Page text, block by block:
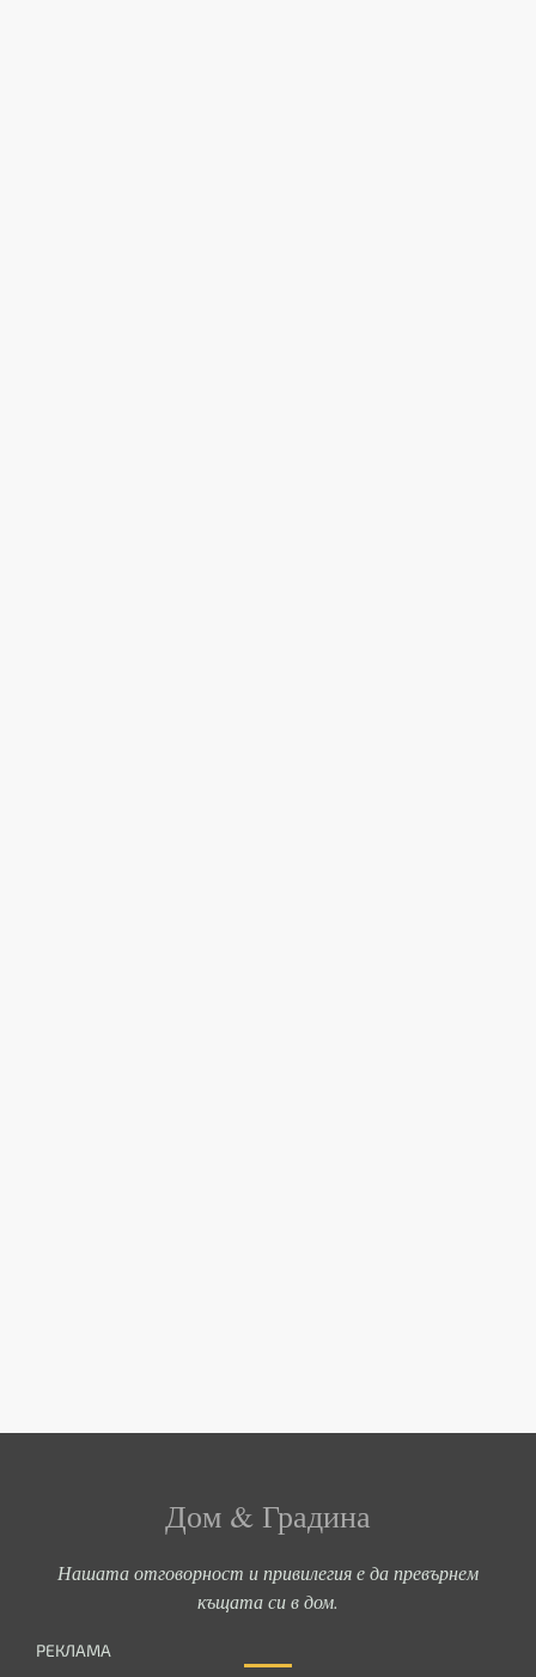
Дом & Градина
Нашата отговорност и привилегия е да превърнем
къщата си в дом.
РЕКЛАМА